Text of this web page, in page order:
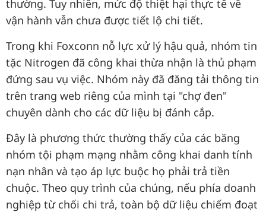
thường. Tuy nhiên, mức độ thiệt hại thực tế về
vận hành vẫn chưa được tiết lộ chi tiết.
Trong khi Foxconn nỗ lực xử lý hậu quả, nhóm tin
tặc Nitrogen đã công khai thừa nhận là thủ phạm
đứng sau vụ việc. Nhóm này đã đăng tải thông tin
trên trang web riêng của mình tại "chợ đen"
chuyên dành cho các dữ liệu bị đánh cắp.
Đây là phương thức thường thấy của các băng
nhóm tội phạm mạng nhằm công khai danh tính
nạn nhân và tạo áp lực buộc họ phải trả tiền
chuộc. Theo quy trình của chúng, nếu phía doanh
nghiệp từ chối chi trả, toàn bộ dữ liệu chiếm đoạt